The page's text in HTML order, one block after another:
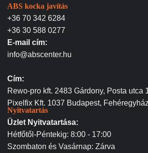
ABS kocka javítás
+36 70 342 6284
+36 30 588 0277
E-mail cím:
info@abscenter.hu
Cím:
Rewo-pro kft. 2483 Gárdony, Posta utca
Pixelfix Kft. 1037 Budapest,
Nyitvatartás
Üzlet Nyitvatartása:
Hétfőtől-Péntekig: 8:00 - 17:00
Szombaton és Vasárnap: Zárva